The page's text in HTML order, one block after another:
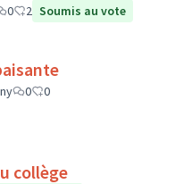
0 2 Soumis au vote
0
0
collège